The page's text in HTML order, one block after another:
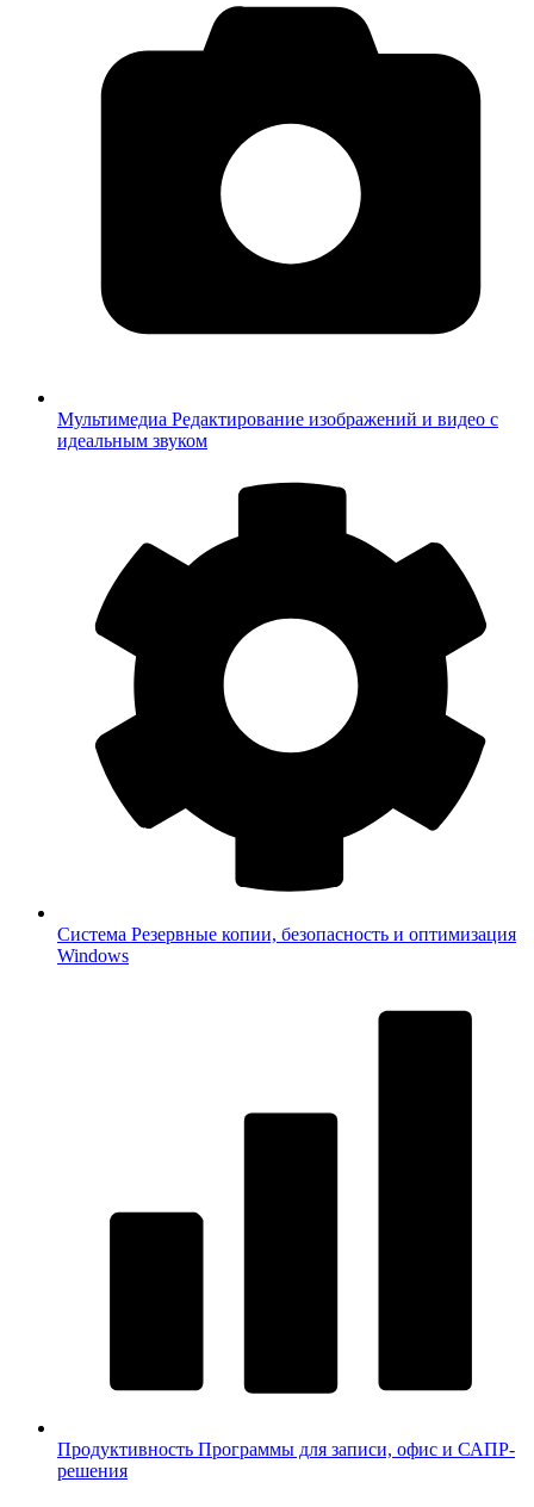
Мультимедиа Редактирование изображений и видео с
идеальным звуком
Система Резервные копии, безопасность и оптимизация
Windows
Продуктивность Программы для записи, офис и САПР-
решения